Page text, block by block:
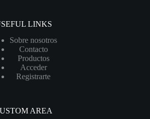
LINKS
Sobre nosotros
Contacto
Productos
Acceder
Registrarte
AREA